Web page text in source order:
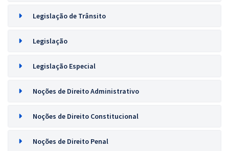
Legislação de Trânsito
Legislação
Legislação Especial
Noções de Direito Administrativo
Noções de Direito Constitucional
Noções de Direito Penal